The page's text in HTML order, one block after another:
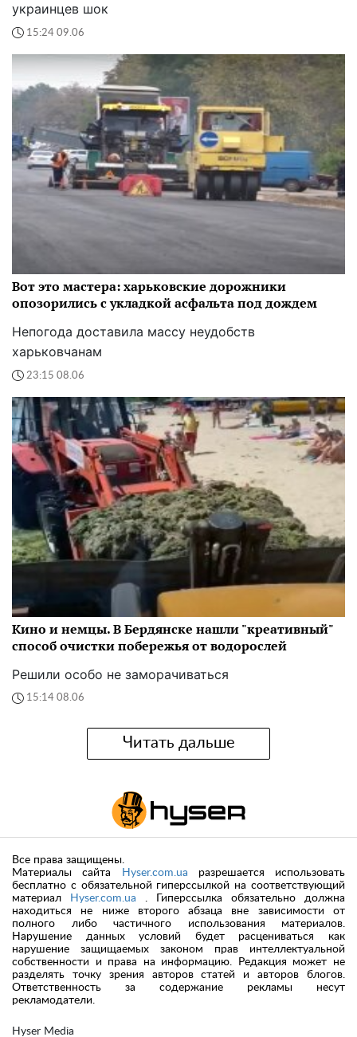
украинцев шок
15:24 09.06
Вот это мастера: харьковские дорожники
опозорились с укладкой асфальта под дождем
Непогода доставила массу неудобств
харьковчанам
23:15 08.06
Кино и немцы. В Бердянске нашли "креативный"
способ очистки побережья от водорослей
Решили особо не заморачиваться
15:14 08.06
Читать дальше
Hyser Media
Все права защищены.
Материалы сайта
Hyser.com.ua разрешается использовать
бесплатно с обязательной гиперссылкой на соответствующий
материал
Hyser.com.ua . Гиперссылка обязательно должна
находиться не ниже второго абзаца вне зависимости от
полного либо частичного использования материалов.
Нарушение данных условий будет расцениваться как
нарушение защищаемых законом прав интеллектуальной
собственности и права на информацию. Редакция может не
разделять точку зрения авторов статей и авторов блогов.
Ответственность за содержание рекламы несут
рекламодатели.